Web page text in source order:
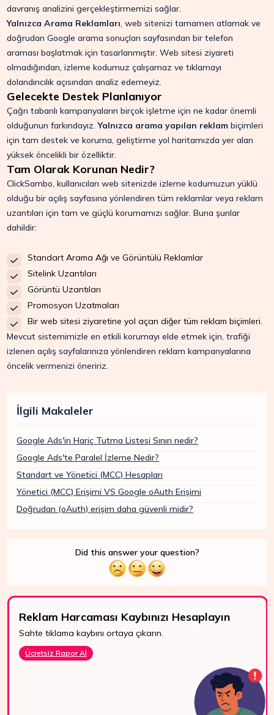
davranış analizini gerçekleştirmemizi sağlar.
Yalnızca Arama Reklamları, web sitenizi tamamen atlamak ve
doğrudan Google arama sonuçları sayfasından bir telefon
araması başlatmak için tasarlanmıştır. Web sitesi ziyareti
olmadığından, izleme kodumuz çalışamaz ve tıklamayı
dolandırıcılık açısından analiz edemeyiz.
Gelecekte Destek Planlanıyor
Çağrı tabanlı kampanyaların birçok işletme için ne kadar önemli
olduğunun farkındayız.Yalnızca arama yapılan reklam biçimleri
için tam destek ve koruma, geliştirme yol haritamızda yer alan
yüksek öncelikli bir özelliktir.
Tam Olarak Korunan Nedir?
ClickSambo, kullanıcıları web sitenizde izleme kodumuzun yüklü
olduğu bir açılış sayfasına yönlendiren tüm reklamlar veya reklam
uzantıları için tam ve güçlü korumamızı sağlar. Buna şunlar
dahildir:
Standart Arama Ağı ve Görüntülü Reklamlar
Sitelink Uzantıları
Görüntü Uzantıları
Promosyon Uzatmaları
Bir web sitesi ziyaretine yol açan diğer tüm reklam biçimleri.
Mevcut sistemimizle en etkili korumayı elde etmek için, trafiği
izlenen açılış sayfalarınıza yönlendiren reklam kampanyalarına
öncelik vermenizi öneririz.
İlgili Makaleler
Google Ads'in Hariç Tutma Listesi Sınırı nedir?
Google Ads'te Paralel İzleme Nedir?
Standart ve Yönetici (MCC) Hesapları
Yönetici (MCC) Erişimi VS Google oAuth Erişimi
Doğrudan (oAuth) erişim daha güvenli midir?
Did this answer your question?
Reklam Harcaması Kaybınızı Hesaplayın
Sahte tıklama kaybını ortaya çıkarın.
Ücretsiz Rapor Al
7/24 Destek
WhatsApp, canlı